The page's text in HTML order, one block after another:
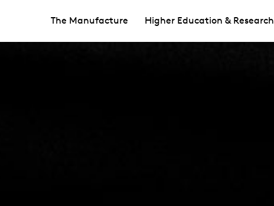
The Manufacture Higher Education & Research